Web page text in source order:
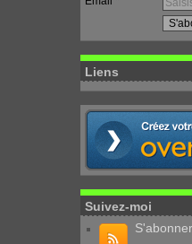
Liens
Suivez-moi